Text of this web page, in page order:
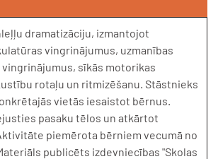
dramatizāciju, izmantojot
vingrinājumus, uzmanības
sīkās motorikas
rotaļu un ritmizēšanu. Stāstnieks
vietās iesaistot bērnus.
pasaku tēlos un atkārtot
piemērota bērniem vecumā no
publicēts izdevniecības "Skolas